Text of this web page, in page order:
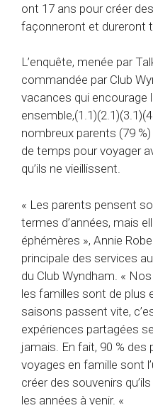
ont 17 ans pour créer
façonneront et dureront
L’enquête, menée par
commandée par Club
vacances qui encourage
nombreux parents (79
de temps pour voyager
qu’ils ne vieillissent.
« Les parents pensent
termes d’années, mais
éphémères », Annie
principale des services
du Club Wyndham. «
les familles sont de plus
saisons passent vite,
expériences partagées
jamais. En fait, 90 %
voyages en famille sont
créer des souvenirs
les années à venir. «